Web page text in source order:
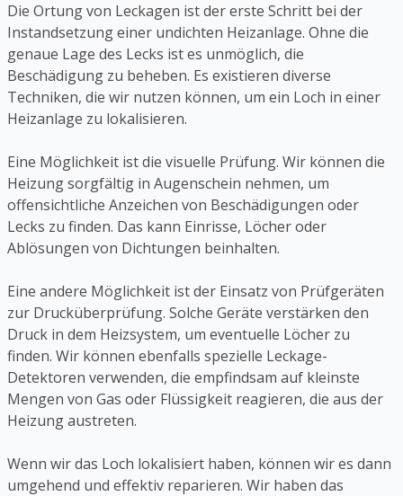
Die Ortung von Leckagen ist der erste Schritt bei der
Instandsetzung einer undichten Heizanlage. Ohne die
genaue Lage des Lecks ist es unmöglich, die
Beschädigung zu beheben. Es existieren diverse
Techniken, die wir nutzen können, um ein Loch in einer
Heizanlage zu lokalisieren.
Eine Möglichkeit ist die visuelle Prüfung. Wir können die
Heizung sorgfältig in Augenschein nehmen, um
offensichtliche Anzeichen von Beschädigungen oder
Lecks zu finden. Das kann Einrisse, Löcher oder
Ablösungen von Dichtungen beinhalten.
Eine andere Möglichkeit ist der Einsatz von Prüfgeräten
zur Drucküberprüfung. Solche Geräte verstärken den
Druck in dem Heizsystem, um eventuelle Löcher zu
finden. Wir können ebenfalls spezielle Leckage-
Detektoren verwenden, die empfindsam auf kleinste
Mengen von Gas oder Flüssigkeit reagieren, die aus der
Heizung austreten.
Wenn wir das Loch lokalisiert haben, können wir es dann
umgehend und effektiv reparieren. Wir haben das